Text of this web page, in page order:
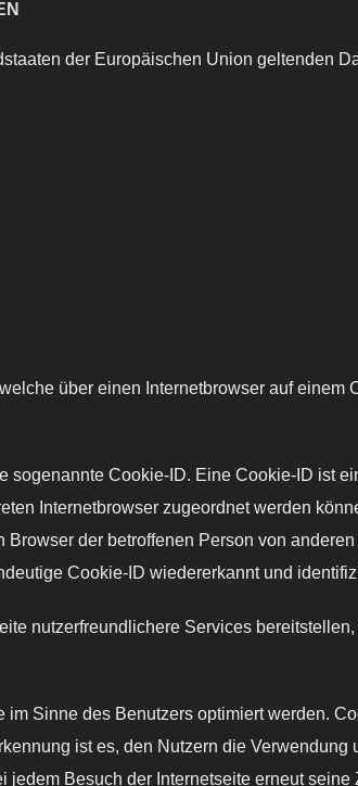
der Europäischen Union geltenden
über einen Internetbrowser auf einem
Cookie-ID. Eine Cookie-ID ist
Internetbrowser zugeordnet werden
der betroffenen Person von
Cookie-ID wiedererkannt und
nutzerfreundlichere Services
Sinne des Benutzers optimiert werden.
ist es, den Nutzern die Verwendung
Besuch der Internetseite erneut